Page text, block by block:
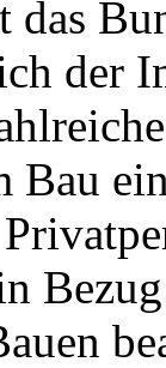
das
der
Bau